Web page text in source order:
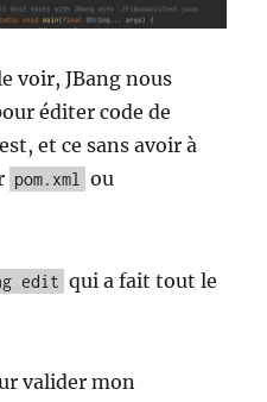
voir, JBang nous
éditer code de
et ce sans avoir à
pom.xml ou
edit qui a fait tout le
valider mon